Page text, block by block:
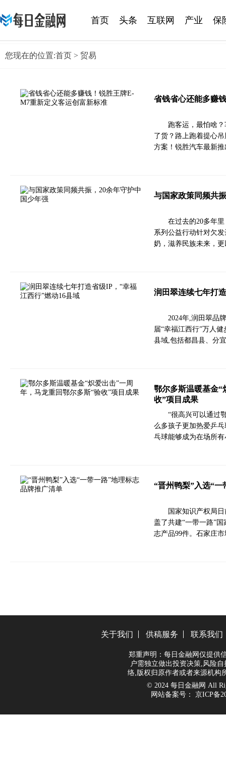
首页 头条 互联网 产业 保
黄金
您现在的位置:首页 > 贸易
省钱省心还能多赚
跑客运，最怕啥
了货？路上跑着提心
方案！锐胜汽车最新
与国家政策同频共
在过去的20多年
系列公益行动针对欠
奶，滋养民族未来，
润田翠连续七年打
2024年,润田翠品
届“幸福江西行”万人
县域,包括都昌县、分
鄂尔多斯温暖基金“
收”项目成果
“很高兴可以通过
么多孩子更加热爱乒
乓球能够成为在场所
“晋州鸭梨”入选“
国家知识产权局
盖了共建“一带一路”
志产品99件。石家庄
关于我们 供稿服务 联系我们
郑重声明：每日金融网仅提供
户需独立做出投资决策,风险
络,版权归原作者或者来源机构
© 2024 每日金融网 All
网站备案号：
京ICP备